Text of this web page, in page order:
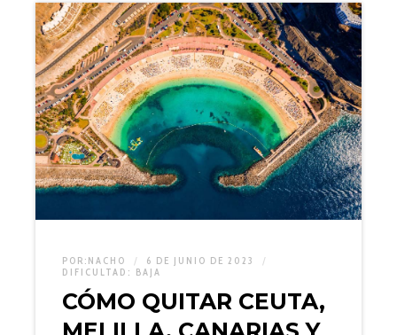
POR: NACHO
6 DE JUNIO DE 2023
DIFICULTAD: BAJA
CÓMO QUITAR CEUTA,